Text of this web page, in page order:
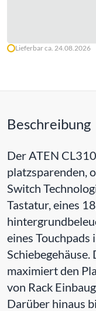
Lieferbar ca. 24.08.2026
Beschreibung
Der ATEN
platzsparenden,
Switch
Tastatur, eines
eines Touchpads
maximiert den
von Rack
Darüber hinaus